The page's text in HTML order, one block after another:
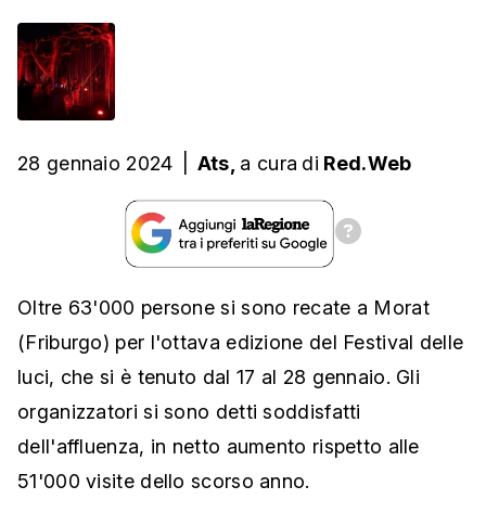
28 gennaio 2024 Ats, a cura di Red.Web
Oltre 63'000 persone si sono recate a Morat
(Friburgo) per l'ottava edizione del Festival delle
luci, che si è tenuto dal 17 al 28 gennaio. Gli
organizzatori si sono detti soddisfatti
dell'affluenza, in netto aumento rispetto alle
51'000 visite dello scorso anno.